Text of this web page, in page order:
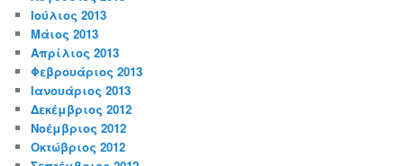
Ιούλιος 2013
Μάιος 2013
Απρίλιος 2013
Φεβρουάριος 2013
Ιανουάριος 2013
Δεκέμβριος 2012
Νοέμβριος 2012
Οκτώβριος 2012